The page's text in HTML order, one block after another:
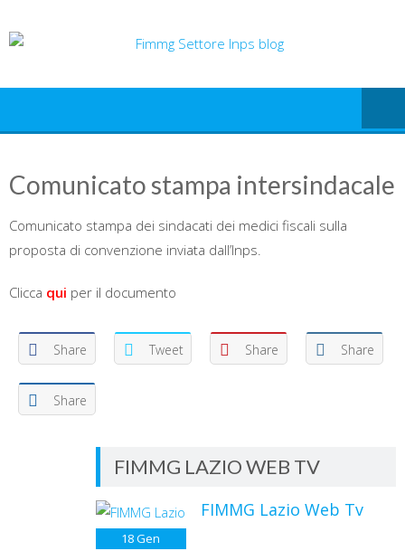
to
Comunicato stampa intersindacale
Comunicato stampa dei sindacati dei medici fiscali sulla
proposta di convenzione inviata dall’Inps.
Clicca qui per il documento
Share Tweet Share Share
Share
FIMMG LAZIO WEB TV
18Gen
FIMMG Lazio Web Tv